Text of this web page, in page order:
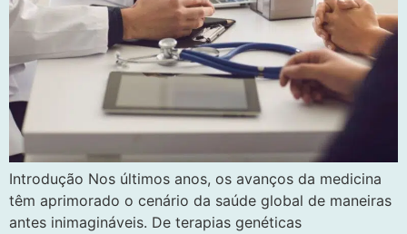
Introdução Nos últimos anos, os avanços da medicina
têm aprimorado o cenário da saúde global de maneiras
antes inimagináveis. De terapias genéticas